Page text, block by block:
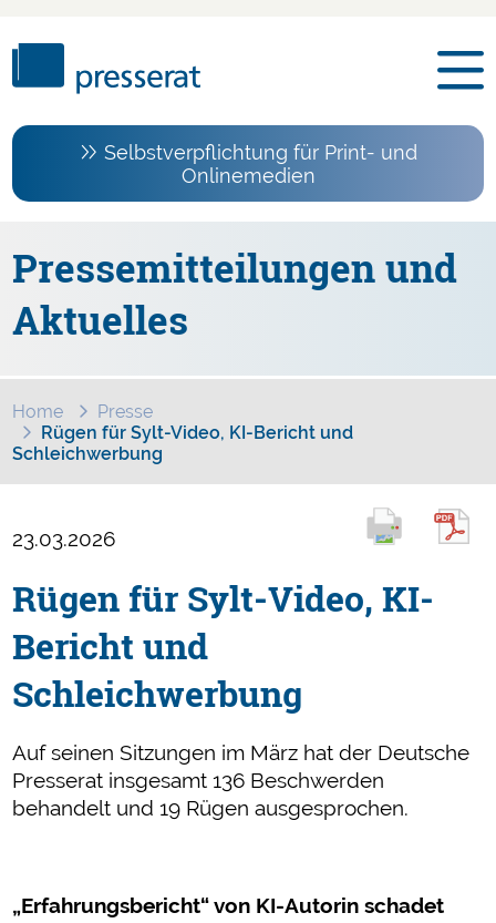
Selbstverpflichtung für Print- und
Onlinemedien
Pressemitteilungen und
Aktuelles
Home
Presse
Rügen für Sylt-Video, KI-Bericht und
Schleichwerbung
23.03.2026
Rügen für Sylt-Video, KI-
Bericht und
Schleichwerbung
Auf seinen Sitzungen im März hat der Deutsche
Presserat insgesamt 136 Beschwerden
behandelt und 19 Rügen ausgesprochen.
„Erfahrungsbericht“ von KI-Autorin schadet